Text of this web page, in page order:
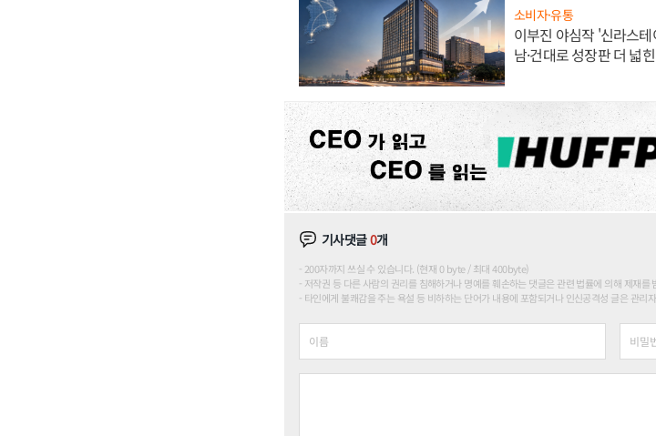
소비자·유통
이부진 야심작 '신라스테
남·건대로 성장판 더 넓
기사댓글0개
200자까지 쓰실 수 있습니다. (현재 0 byte / 최대 400byte)
저작권 등 다른 사람의 권리를 침해하거나 명예를 훼손하는 댓글은 관련 법률에 의해 제재를
타인에게 불쾌감을 주는 욕설 등 비하하는 단어가 내용에 포함되거나 인신공격성 글은 관리